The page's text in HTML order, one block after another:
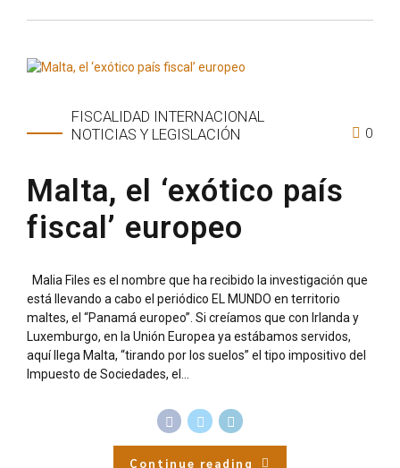
FISCALIDAD INTERNACIONAL
NOTICIAS Y LEGISLACIÓN
0
Malta, el ‘exótico país
fiscal’ europeo
Malia Files es el nombre que ha recibido la investigación que
está llevando a cabo el periódico EL MUNDO en territorio
maltes, el “Panamá europeo”. Si creíamos que con Irlanda y
Luxemburgo, en la Unión Europea ya estábamos servidos,
aquí llega Malta, “tirando por los suelos” el tipo impositivo del
Impuesto de Sociedades, el...
Continue reading